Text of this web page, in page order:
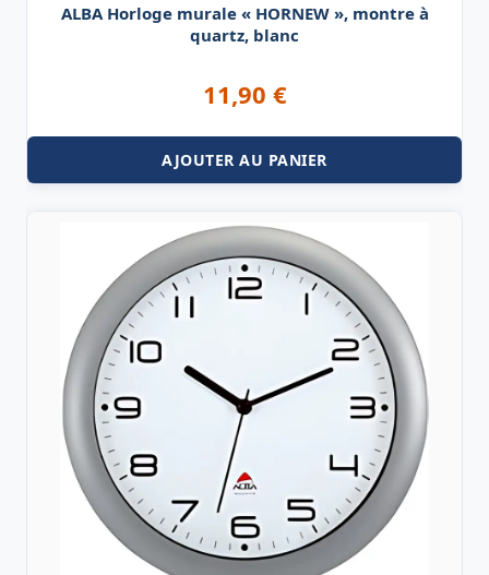
ALBA Horloge murale « HORNEW », montre à
quartz, blanc
11,90 €
AJOUTER AU PANIER